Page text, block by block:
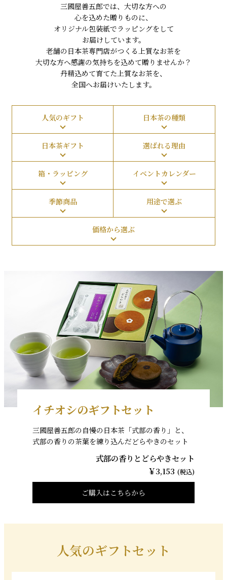
三國屋善五郎では、大切な方への
心を込めた贈りものに、
オリジナル包装紙でラッピングをして
お届けしています。
老舗の日本茶専門店がつくる上質なお茶を
大切な方へ感謝の気持ちを込めて贈りませんか？
丹精込めて育てた上質なお茶を、
全国へお届けいたします。
人気のギフト 日本茶の種類
日本茶ギフト 選ばれる理由
箱・ラッピング イベントカレンダー
季節商品 用途で選ぶ
価格から選ぶ
イチオシのギフトセット
三國屋善五郎の自慢の日本茶「式部の香り」と、
式部の香りの茶葉を練り込んだどらやきのセット
式部の香りとどらやきセット
￥3,153 (税込)
ご購入はこちらから
人気のギフトセット